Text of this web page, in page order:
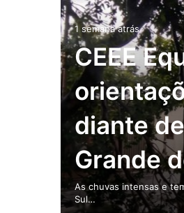
1 semana atrás
CEEE
diante
Grande
As chuvas intensas e
Sul…